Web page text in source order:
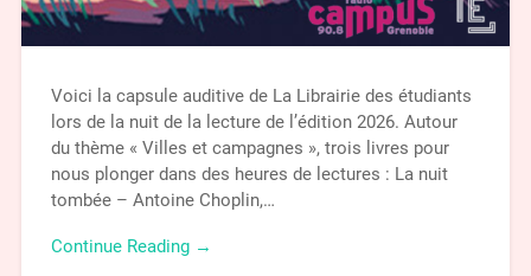
Voici la capsule auditive de La Librairie des étudiants
lors de la nuit de la lecture de l’édition 2026. Autour
du thème « Villes et campagnes », trois livres pour
nous plonger dans des heures de lectures : La nuit
tombée – Antoine Choplin,…
Continue Reading →